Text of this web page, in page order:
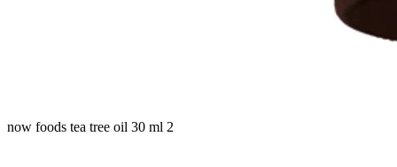
now foods tea tree oil 30 ml 2